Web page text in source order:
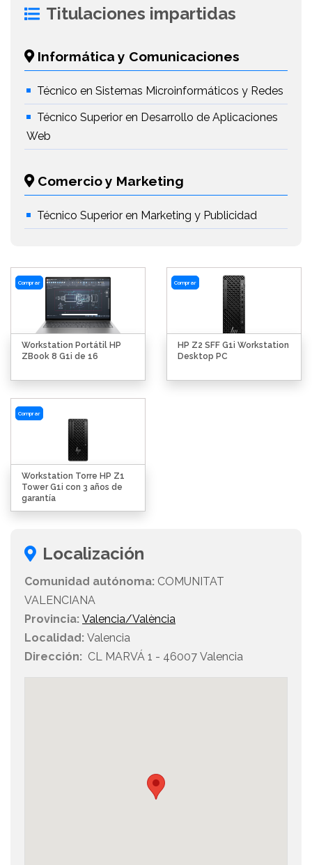
Titulaciones impartidas
Informática y Comunicaciones
Técnico en Sistemas Microinformáticos y Redes
Técnico Superior en Desarrollo de Aplicaciones
Web
Comercio y Marketing
Técnico Superior en Marketing y Publicidad
Comprar
Workstation Portátil HP
ZBook 8 G1i de 16
Comprar
HP Z2 SFF G1i Workstation
Desktop PC
Comprar
Workstation Torre HP Z1
Tower G1i con 3 años de
garantía
Localización
Comunidad autónoma: COMUNITAT
VALENCIANA
Provincia: Valencia/València
Localidad: Valencia
Dirección: CL MARVÁ 1 - 46007 Valencia